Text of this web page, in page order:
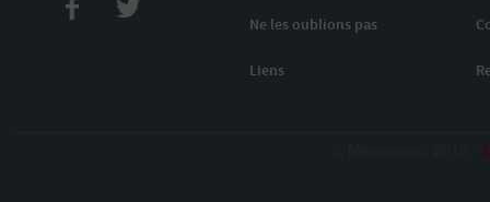
Ne les oublions pas
Liens